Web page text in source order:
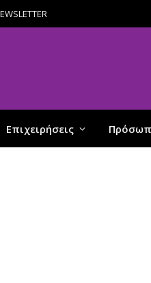
Επιχειρήσεις